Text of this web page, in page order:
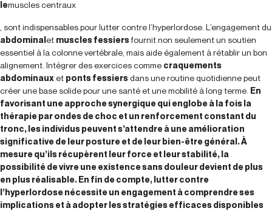
lemuscles centraux
, sont indispensables pour lutter contre l’hyperlordose. L’engagement du
abdominalet muscles fessiersfournit non seulement un soutien
essentiel à la colonne vertébrale, mais aide également à rétablir un bon
alignement. Intégrer des exercices comme craquements
abdominauxet ponts fessiersdans une routine quotidienne peut
créer une base solide pour une santé et une mobilité à long terme. En
favorisant une approche synergique qui englobe à la fois la
thérapie par ondes de choc et un renforcement constant du
tronc, les individus peuvent s’attendre à une amélioration
significative de leur posture et de leur bien-être général. À
mesure qu’ils récupèrent leur force et leur stabilité, la
possibilité de vivre une existence sans douleur devient de plus
en plus réalisable. En fin de compte, lutter contre
l’hyperlordose nécessite un engagement à comprendre ses
implications et à adopter les stratégies efficaces disponibles